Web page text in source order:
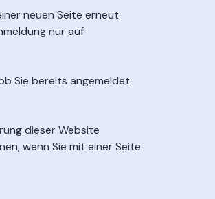
neuen Seite erneut
nur auf
Sie bereits angemeldet
dieser Website
wenn Sie mit einer Seite